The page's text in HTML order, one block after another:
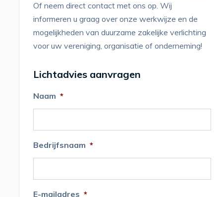
Of neem direct contact met ons op. Wij
informeren u graag over onze werkwijze en de
mogelijkheden van duurzame zakelijke verlichting
voor uw vereniging, organisatie of onderneming!
Lichtadvies aanvragen
Naam *
Bedrijfsnaam *
E-mailadres *